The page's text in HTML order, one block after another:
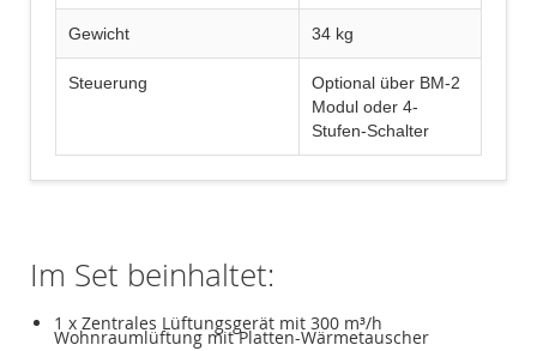
Gewicht 34 kg
Steuerung
Optional über BM-2
Modul oder 4-
Stufen-Schalter
Im Set beinhaltet:
1 x Zentrales Lüftungsgerät mit 300 m³/h
Wohnraumlüftung mit Platten-Wärmetauscher